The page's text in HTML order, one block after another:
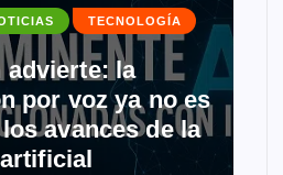
TECNOLOGÍA
advierte: la
por voz ya no es
avances de la